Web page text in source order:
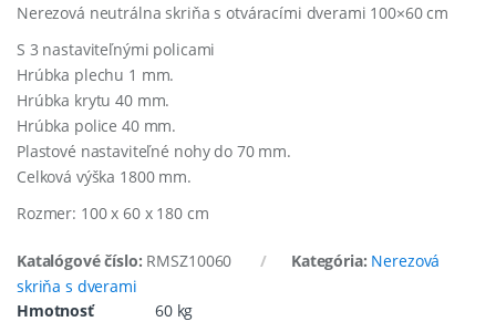
Nerezová neutrálna skriňa s otváracími dverami 100×60 cm
S 3 nastaviteľnými policami
Hrúbka plechu 1 mm.
Hrúbka krytu 40 mm.
Hrúbka police 40 mm.
Plastové nastaviteľné nohy do 70 mm.
Celková výška 1800 mm.
Rozmer: 100 x 60 x 180 cm
Katalógové číslo: RMSZ10060 Kategória: Nerezová
skriňa s dverami
Hmotnosť
60 kg